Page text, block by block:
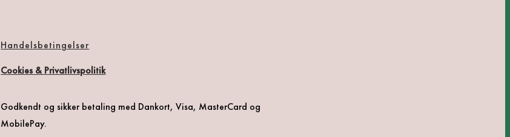
Handelsbetingelser
Cookies & Privatlivspolitik
Godkendt og sikker betaling med Dankort, Visa, MasterCard og
MobilePay.